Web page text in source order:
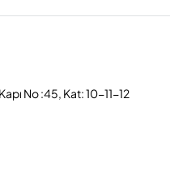
No :45, Kat: 10-11-12